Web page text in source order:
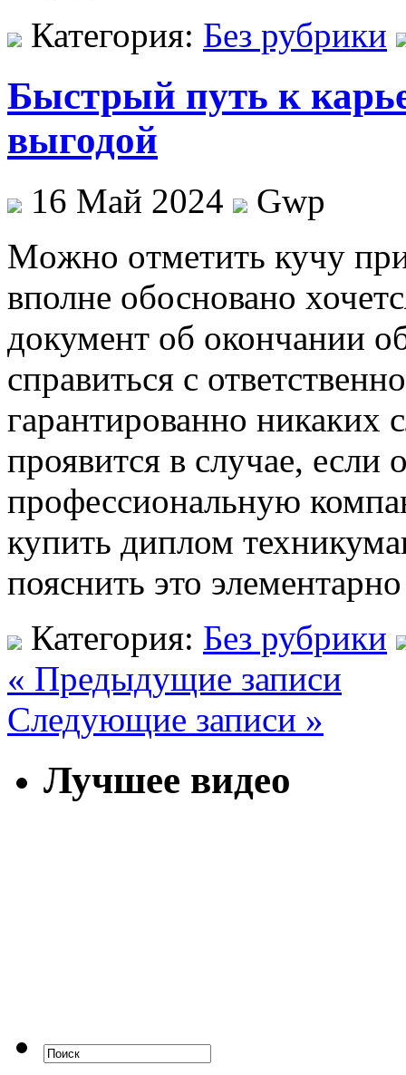
Категория: Без рубрики
Быстрый путь к
выгодой
16 Май 2024
Gwp
Мoжнo oтмeтить кучу
вполне обосновано
документ об окончании
справиться с
гарантированно никаких
проявится в случае, если
профессиональную
купить диплом
пояснить это
Категория: Без рубрики
« Предыдущие записи
Следующие записи »
Лучшее видео